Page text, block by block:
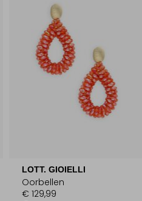
LOTT. GIOIELLI
Oorbellen
€ 129,99